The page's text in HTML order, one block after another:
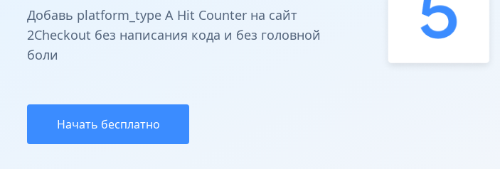
Добавь platform_type A Hit Counter на сайт
2Checkout без написания кода и без головной
боли
Начать бесплатно